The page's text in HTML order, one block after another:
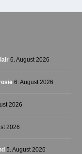
6. August 2026
6. August 2026
2026
2026
5. August 2026